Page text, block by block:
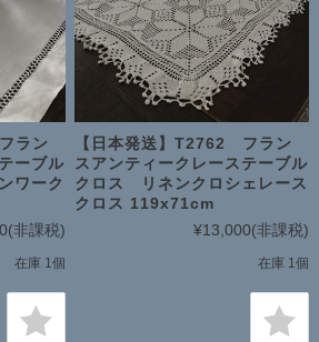
ラン
ーブル
ワーク
(非課税)
在庫 1個
【日本発送】T2762 フラン
スアンティークレーステーブル
クロス リネンクロシェレース
クロス 119x71cm
¥13,000(非課税)
在庫 1個